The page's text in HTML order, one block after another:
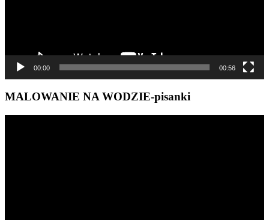
00:00 00:56
MALOWANIE NA WODZIE-pisanki